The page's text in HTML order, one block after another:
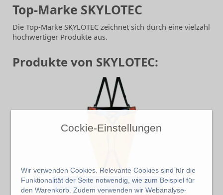
Cockie-Einstellungen
Wir verwenden Cookies. Relevante Cookies sind für die
Funktionalität der Seite notwendig, wie zum Beispiel für
den Warenkorb. Zudem verwenden wir Webanalyse-
Top-Marke SKYLOTEC
Die Top-Marke SKYLOTEC zeichnet sich durch eine vielzahl
hochwertiger Produkte aus.
Produkte von SKYLOTEC:
Rettungstragen